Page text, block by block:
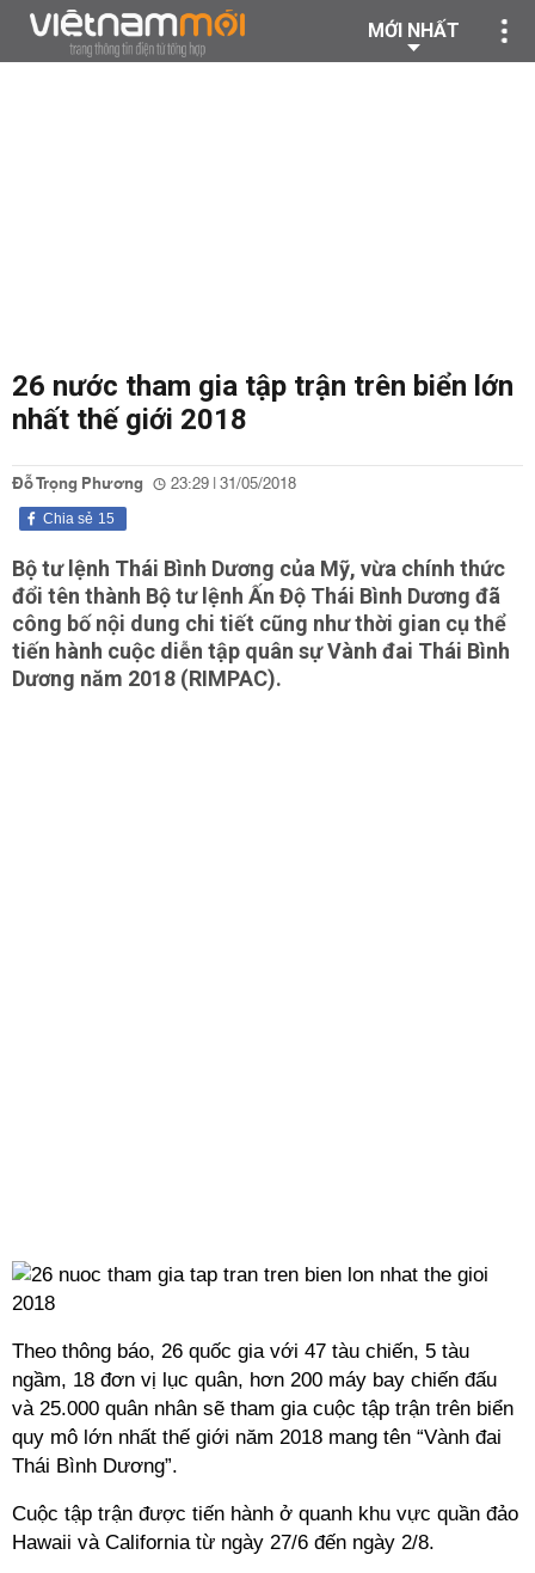
MỚI NHẤT
26 nước tham gia tập trận trên biển lớn
nhất thế giới 2018
Đỗ Trọng Phương 23:29 | 31/05/2018
15
Chia sẻ
Bộ tư lệnh Thái Bình Dương của Mỹ, vừa chính thức
đổi tên thành Bộ tư lệnh Ấn Độ Thái Bình Dương đã
công bố nội dung chi tiết cũng như thời gian cụ thể
tiến hành cuộc diễn tập quân sự Vành đai Thái Bình
Dương năm 2018 (RIMPAC).
Theo thông báo, 26 quốc gia với 47 tàu chiến, 5 tàu
ngầm, 18 đơn vị lục quân, hơn 200 máy bay chiến đấu
và 25.000 quân nhân sẽ tham gia cuộc tập trận trên biển
quy mô lớn nhất thế giới năm 2018 mang tên “Vành đai
Thái Bình Dương”.
Cuộc tập trận được tiến hành ở quanh khu vực quần đảo
Hawaii và California từ ngày 27/6 đến ngày 2/8.